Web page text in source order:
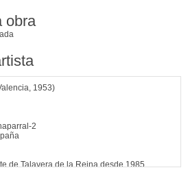
obra
1953)
2
de Talavera de la Reina desde 1985